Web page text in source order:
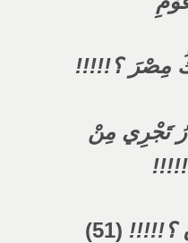
مِصْرَ ؟!!!!!
تَجْرِي مِنْ
؟!!!!!(51)